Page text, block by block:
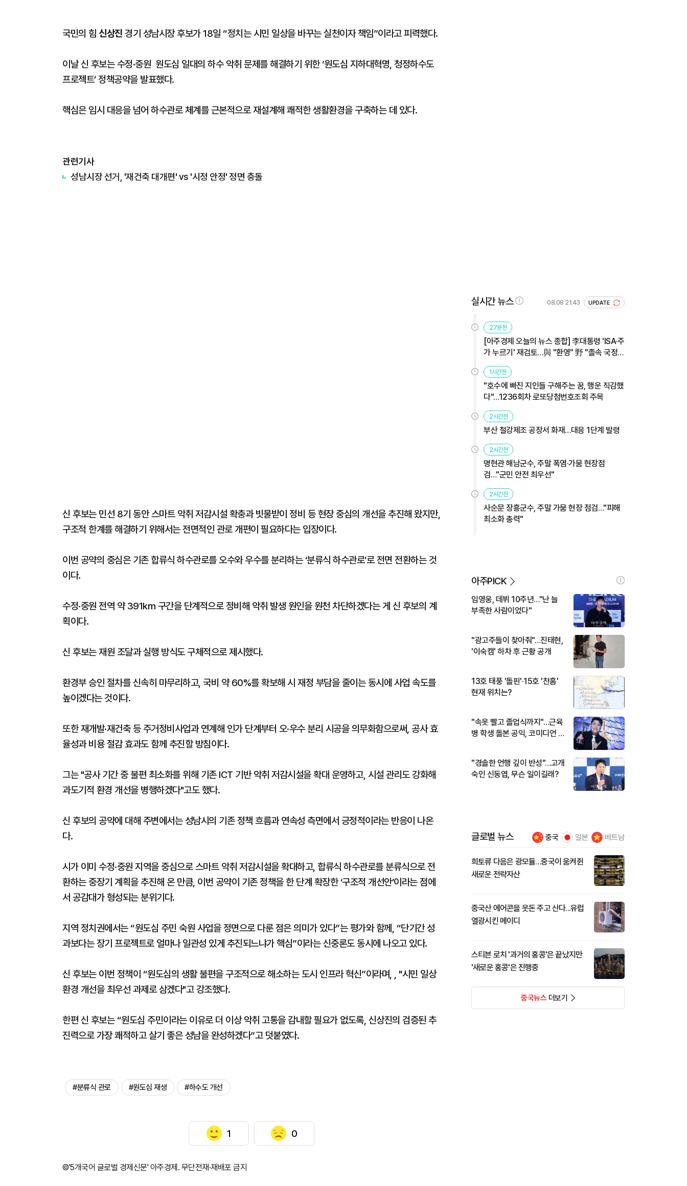
국민의 힘 신상진 경기 성남시장 후보가 18일 “정치는 시민 일상을 바꾸는 실천이자 책임”이라고 피력했다.
이날 신 후보는 수정·중원 원도심 일대의 하수 악취 문제를 해결하기 위한 ‘원도심 지하대혁명, 청정하수도
프로젝트’ 정책공약을 발표했다.
핵심은 임시 대응을 넘어 하수관로 체계를 근본적으로 재설계해 쾌적한 생활환경을 구축하는 데 있다.
관련기사
성남시장 선거, '재건축 대개편' vs '시정 안정' 정면 충돌
신 후보는 민선 8기 동안 스마트 악취 저감시설 확충과 빗물받이 정비 등 현장 중심의 개선을 추진해 왔지만,
구조적 한계를 해결하기 위해서는 전면적인 관로 개편이 필요하다는 입장이다.
이번 공약의 중심은 기존 합류식 하수관로를 오수와 우수를 분리하는 ‘분류식 하수관로’로 전면 전환하는 것
이다.
수정·중원 전역 약 391km 구간을 단계적으로 정비해 악취 발생 원인을 원천 차단하겠다는 게 신 후보의 계
획이다.
신 후보는 재원 조달과 실행 방식도 구체적으로 제시했다.
환경부 승인 절차를 신속히 마무리하고, 국비 약 60%를 확보해 시 재정 부담을 줄이는 동시에 사업 속도를
높이겠다는 것이다.
또한 재개발·재건축 등 주거정비사업과 연계해 인가 단계부터 오·우수 분리 시공을 의무화함으로써, 공사 효
율성과 비용 절감 효과도 함께 추진할 방침이다.
그는 "공사 기간 중 불편 최소화를 위해 기존 ICT 기반 악취 저감시설을 확대 운영하고, 시설 관리도 강화해
과도기적 환경 개선을 병행하겠다"고도 했다.
신 후보의 공약에 대해 주변에서는 성남시의 기존 정책 흐름과 연속성 측면에서 긍정적이라는 반응이 나온
다.
시가 이미 수정·중원 지역을 중심으로 스마트 악취 저감시설을 확대하고, 합류식 하수관로를 분류식으로 전
환하는 중장기 계획을 추진해 온 만큼, 이번 공약이 기존 정책을 한 단계 확장한 ‘구조적 개선안’이라는 점에
서 공감대가 형성되는 분위기다.
지역 정치권에서는 “원도심 주민 숙원 사업을 정면으로 다룬 점은 의미가 있다”는 평가와 함께, “단기간 성
과보다는 장기 프로젝트로 얼마나 일관성 있게 추진되느냐가 핵심”이라는 신중론도 동시에 나오고 있다.
신 후보는 이번 정책이 “원도심의 생활 불편을 구조적으로 해소하는 도시 인프라 혁신”이라며, , "시민 일상
환경 개선을 최우선 과제로 삼겠다"고 강조했다.
한편 신 후보는 “원도심 주민이라는 이유로 더 이상 악취 고통을 감내할 필요가 없도록, 신상진의 검증된 추
진력으로 가장 쾌적하고 살기 좋은 성남을 완성하겠다”고 덧붙였다.
#분류식 관로 #원도심 재생 #하수도 개선
1 0
©'5개국어 글로벌 경제신문' 아주경제. 무단전재·재배포 금지
실시간 뉴스 08.08 21:43 UPDATE
27분전
[아주경제 오늘의 뉴스 종합] 李대통령 'ISA·주
가 누르기' 재검토…與 "환영" 野 "졸속 국정"
外
1시간전
"호수에 빠진 지인들 구해주는 꿈, 행운 직감했
다"…1236회차 로또당첨번호조회 주목
2시간전
부산 철강제조 공장서 화재…대응 1단계 발령
2시간전
명현관 해남군수, 주말 폭염·가뭄 현장점
검…"군민 안전 최우선"
2시간전
사순문 장흥군수, 주말 가뭄 현장 점검…"피해
최소화 총력"
아주PICK
임영웅, 데뷔 10주년…"난 늘
부족한 사람이었다"
"광고주들이 찾아줘"…진태현,
'이숙캠' 하차 후 근황 공개
13호 태풍 '돌핀'·15호 '찬홈'
현재 위치는?
"속옷 빨고 졸업식까지"…근육
병 학생 돌본 공익, 코미디언 김
"경솔한 언행 깊이 반성"…고개
숙인 신동엽, 무슨 일이길래?
글로벌 뉴스 중국 일본 베트남
희토류 다음은 광모듈…중국이 움켜쥔
새로운 전략자산
중국산 에어콘을 웃돈 주고 산다...유럽
열광시킨 메이디
스티븐 로치 '과거의 홍콩'은 끝났지만
'새로운 홍콩'은 진행중
중국뉴스더보기